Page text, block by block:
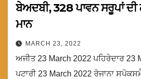
ਬੇਅਦਬੀ, 328 ਪਾਵਨ ਸਰੂਪਾਂ
ਮਾਨ
MARCH 23, 2022
ਅਜੀਤ 23 March 2022 ਪਹਿਰੇਦਾਰ 23
ਪਟਾਰੀ 23 March 2022 ਰੋਜਾਨਾ